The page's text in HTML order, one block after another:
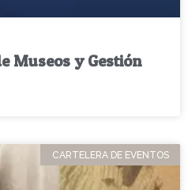
Museos y Gestión
CARTELERA DE EVENTOS